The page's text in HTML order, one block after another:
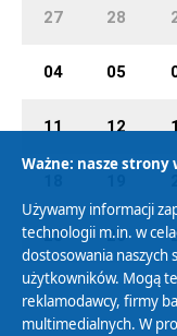
27 28
04 05
11 12
25 26
Ważne: nasze
Używamy informacji
technologii m.in. w
dostosowania naszych
użytkowników. Mogą
reklamodawcy, firmy
multimedialnych. W